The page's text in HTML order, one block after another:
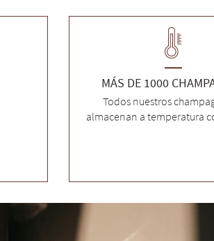
MÁS DE 1000
Todos nuestros
almacenan a temperatura